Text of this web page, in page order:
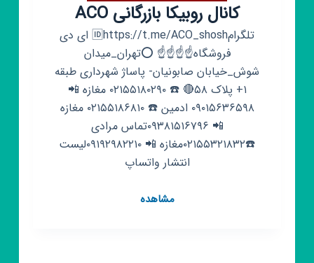
کانال روبیکا بازرگانی ACO
تلگرام🆔https://t.me/ACO_shosh ای دی
فروشگاه☝️☝️☝️☝️ ⭕تهران_میدان
شوش_خیابان صابونیان- پاساژ شهرداری طبقه
۱+ پلاک ۵۸🔴 ☎️ ۰۲۱۵۵۱۸۰۲۹۰ مغازه 📲
۰۹۰۱۵۶۳۶۵۹۸ ادمین ☎️ ۰۲۱۵۵۱۸۶۸۱۰ مغازه
📲 ۰۹۳۸۱۵۱۶۷۹۶تماس مرادی
☎️۰۲۱۵۵۳۲۱۸۳۲مغازه 📲 ۰۹۱۹۲۹۸۲۲۱۰لیست
انتشار واتساپ
مشاهدهکانال